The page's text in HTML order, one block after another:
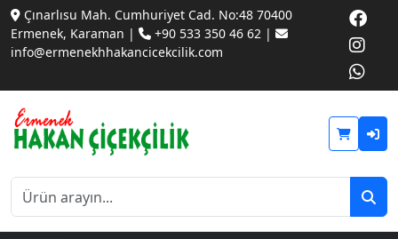
Çınarlısu Mah. Cumhuriyet Cad. No:48 70400
Ermenek, Karaman |
+90 533 350 46 62 |
info@ermenekhhakancicekcilik.com